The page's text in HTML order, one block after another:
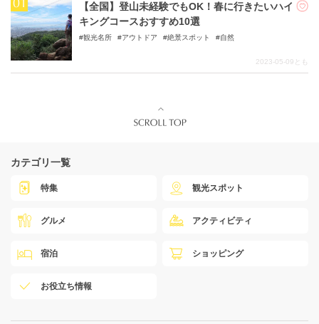
【全国】登山未経験でもOK！春に行きたいハイ
キングコースおすすめ10選
観光名所 アウトドア 絶景スポット 自然
2023-05-09 とも
カテゴリ一覧
特集 観光スポット
グルメ アクティビティ
宿泊 ショッピング
お役立ち情報